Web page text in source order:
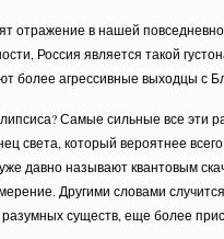
отражение в нашей
Россия является такой
более агрессивные выходцы с
Самые сильные все эти
света, который вероятнее
давно называют квантовым
Другими словами
существ, еще более